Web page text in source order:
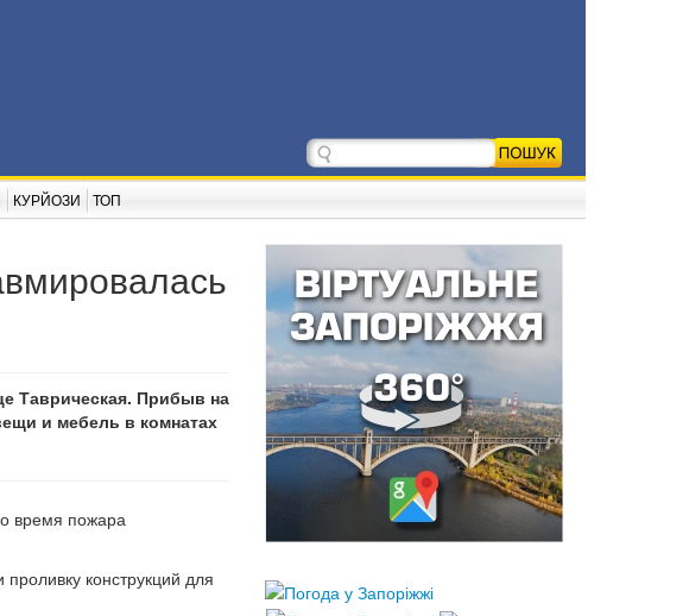
КУРЙОЗИ ТОП
Таврическая. Прибыв на
и мебель в комнатах
время пожара
конструкций для